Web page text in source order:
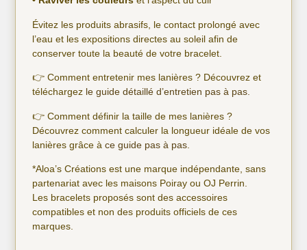
Évitez les produits abrasifs, le contact prolongé avec
l’eau et les expositions directes au soleil afin de
conserver toute la beauté de votre bracelet.
👉 Comment entretenir mes lanières ? Découvrez et
téléchargez le guide détaillé d’entretien pas à pas.
👉 Comment définir la taille de mes lanières ?
Découvrez comment calculer la longueur idéale de vos
lanières grâce àce guide pas à pas
*Aloa’s Créations est une marque indépendante, sans
partenariat avec les maisons Poiray ou OJ Perrin.
Les bracelets proposés sont des accessoires
compatibles et non des produits officiels de ces
marques.